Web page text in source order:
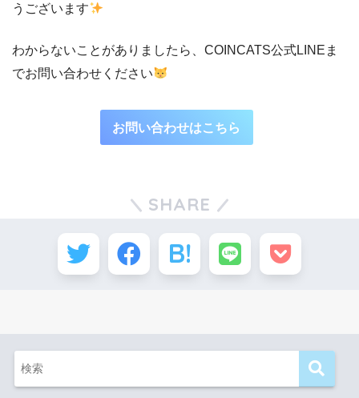
うございます
わからないことがありましたら、COINCATS公式LINEま
でお問い合わせください
お問い合わせはこちら
SHARE